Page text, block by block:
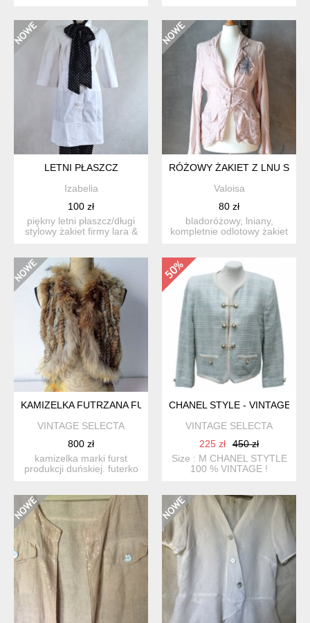
LETNI PŁASZCZ
Izabelia
100 zł
piękny letni płaszcz/długi
stylowy żakiet firmy lara &
RÓŻOWY ŻAKIET Z LNU
Valoisa
80 zł
bladoróżowy, lniany,
kompletnie odlotowy żakiet
KAMIZELKA FUTRZANA FURST
VINTAGE SELECTA
800 zł
kamizelka marki furst
produkcji duńskiej. futerko
CHANEL STYLE - VINTAGE
VINTAGE SELECTA
225 zł
450 zł
Size : M CHANEL STYTLE
100 % VINTAGE !